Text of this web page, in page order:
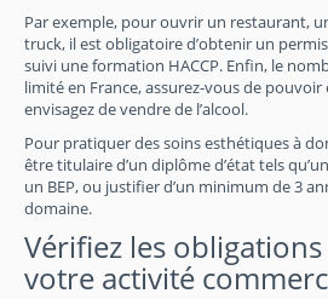
Par exemple, pour ouvrir un restaurant,
truck, il est obligatoire d’obtenir un
suivi une formation HACCP. Enfin, le
limité en France, assurez-vous de
envisagez de vendre de l’alcool.
Pour pratiquer des soins esthétiques à
être titulaire d’un diplôme d’état tels
un BEP, ou justifier d’un minimum de 3
domaine.
Vérifiez les
votre activité